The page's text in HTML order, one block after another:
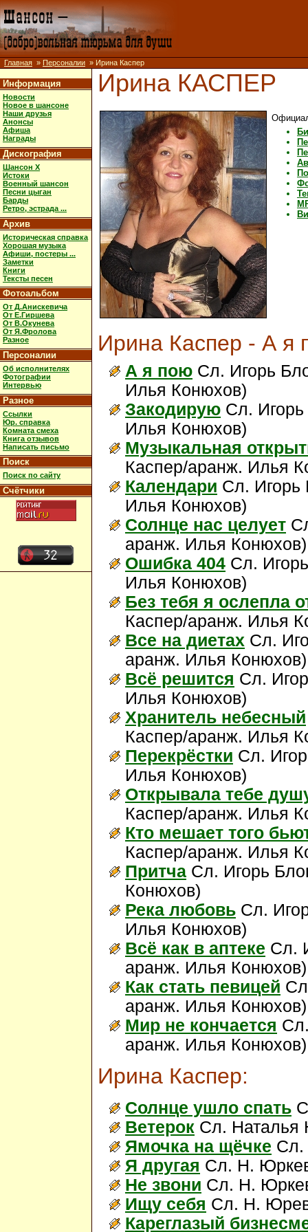
Главная » Персоналии » Ирина Каспер
Информация
Новости
Новое в шансоне
Наши друзья
Анонсы
Афиша
Награды
Дискография
Шансон X
Истоки
Военный шансон
Песни цыган
Барды
Ретро, эстрада ...
Архив
Историческая справка
Хорошая музыка
Афиши, постеры ...
Заметки
Книги
Тексты песен
Фотоальбом
От Д.Анискевича
От Е.Гиршева
От В.Окунева
От Я.Фролова
Разное
Персоналии
Об исполнителях
Фотографии
Интервью
Разное
Ссылки
Юр. справка
Комната смеха
Книга отзывов
Написать письмо
Поиск
Поиск по сайту
Счётчики
Ирина КАСПЕР
Ирина Каспер - А я
А я пою Сл. Игорь
Илья Конюхов)
Закодирую Сл.
Илья Конюхов)
Музыкальная
Каспер/аранж. Илья
Календари Сл. Игорь
Илья Конюхов)
Солнце нас целует
аранж. Илья
Ошибка 404 Сл.
Илья Конюхов)
Без тебя я ослепла
Каспер/аранж. Илья
Все на диетах Сл.
аранж. Илья
Всё решится Сл.
Илья Конюхов)
Хранитель небесный
Каспер/аранж. Илья
Перекрёстки Сл.
Илья Конюхов)
Открывала тебе
Каспер/аранж. Илья
Кто мешает того
Каспер/аранж. Илья
Притча Сл. Игорь
Конюхов)
Река любовь Сл.
Илья Конюхов)
Всё как в аптеке Сл.
аранж. Илья
Как стать певицей
аранж. Илья Конюхов)
Мир не кончается
аранж. Илья Конюхов)
Ирина Каспер:
Солнце ушло спать
Ветерок Сл. Наталья
Ямочка на щёчке Сл.
Я другая Сл. Н.
Не звони Сл. Н.
Ищу себя Сл. Н.
Кареглазый